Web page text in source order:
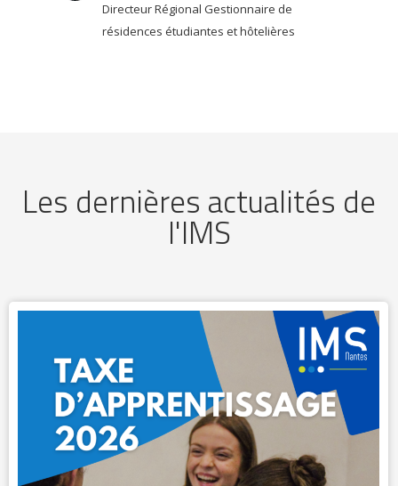
Directeur Régional Gestionnaire de
résidences étudiantes et hôtelières
Les dernières actualités de
l'IMS